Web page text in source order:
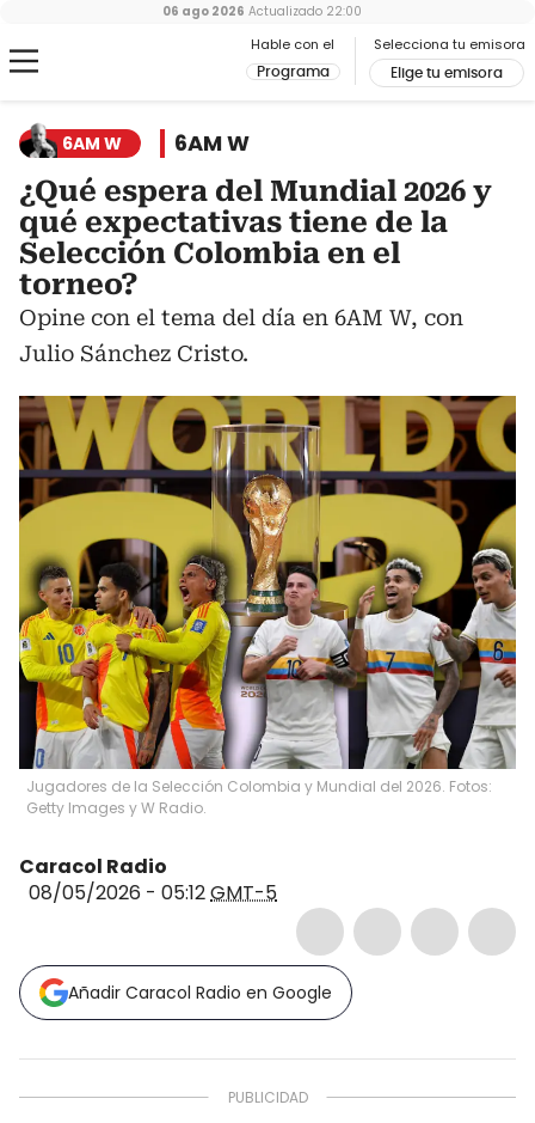
Hable con el
Programa
Selecciona tu emisora
Elige tu emisora
06 ago 2026 Actualizado 22:00
6AM W 6AM W
¿Qué espera del Mundial 2026 y
qué expectativas tiene de la
Selección Colombia en el
torneo?
Opine con el tema del día en 6AM W, con
Julio Sánchez Cristo.
Jugadores de la Selección Colombia y Mundial del 2026. Fotos:
Getty Images y W Radio.
Caracol Radio
08/05/2026 - 05:12GMT-5
Añadir Caracol Radio en Google